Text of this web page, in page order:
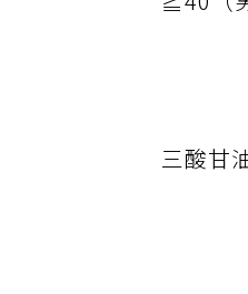
≧40（
三酸甘